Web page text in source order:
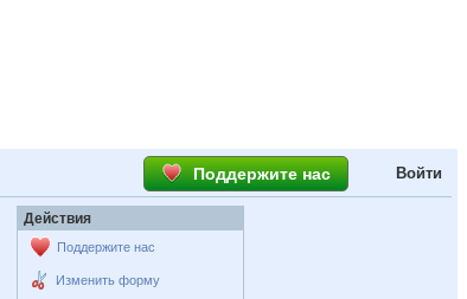
Поддержите нас Войти
Действия
Поддержите нас
Изменить форму